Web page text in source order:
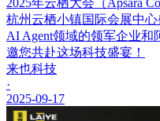
2025年云栖大会（Apsara
杭州云栖小镇国际会展中
AI Agent领域的领军企业
邀您共赴这场科技盛宴！
来也科技
·
2025-09-17